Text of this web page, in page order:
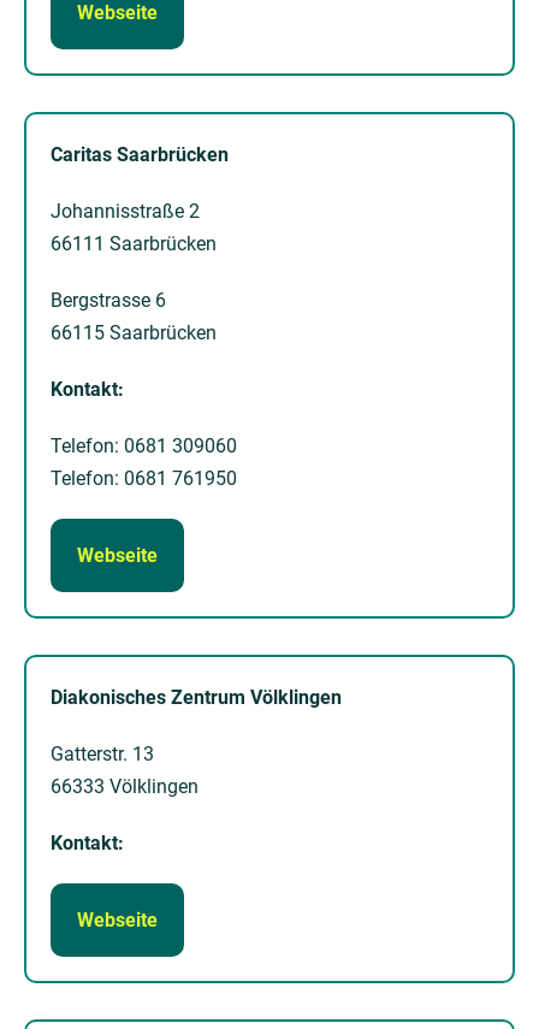
Webseite
Caritas Saarbrücken
Johannisstraße 2
66111 Saarbrücken
Bergstrasse 6
66115 Saarbrücken
Kontakt:
Telefon: 0681 309060
Telefon: 0681 761950
Webseite
Diakonisches Zentrum Völklingen
Gatterstr. 13
66333 Völklingen
Kontakt:
Webseite